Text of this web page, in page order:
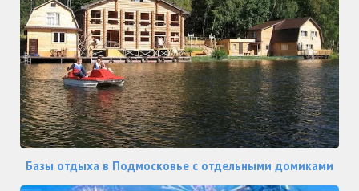
Базы отдыха в Подмосковье с отдельными домиками